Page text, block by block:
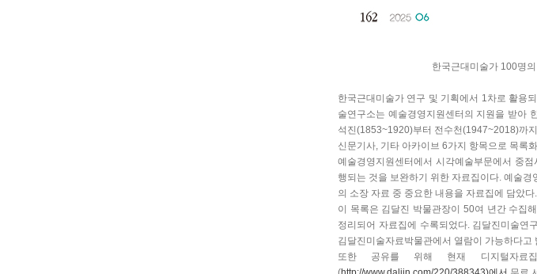
한국근대미술가 100명
한국근대미술가 연구 및 기획에서 1차로 활용
술연구소는 예술경영지원센터의 지원을 받아
석진(1853~1920)부터 전수천(1947~2018)까
신문기사, 기타 아카이브 6가지 항목으로 목록
예술경영지원센터에서 시각예술부문에서 중
행되는 것을 보완하기 위한 자료집이다. 예술
의 소장 자료 중 중요한 내용을 자료집에 담았다.
이 목록은 김달진 박물관장이 50여 년간 수집
정리되어 자료집에 수록되었다. 김달진미술연
김달진미술자료박물관에서 열람이 가능하다고
또한 공유를 위해 현재 디지털자료집